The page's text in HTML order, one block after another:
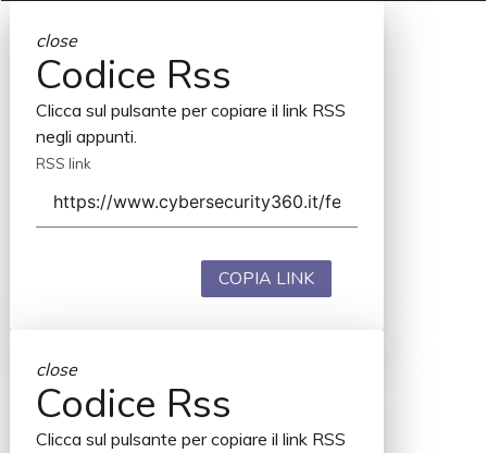
close
Codice Rss
Clicca sul pulsante per copiare il link RSS
negli appunti.
RSS link
COPIA LINK
close
Codice Rss
Clicca sul pulsante per copiare il link RSS